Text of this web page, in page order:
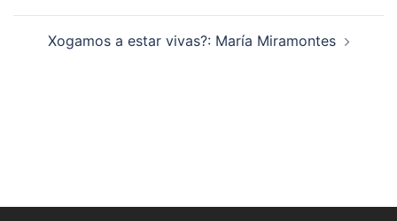
Xogamos a estar vivas?: María Miramontes